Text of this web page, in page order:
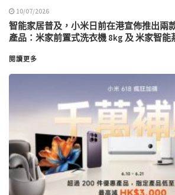
10/07/2026
智能家居普及，小米日前在港宣佈推出兩
產品：米家前置式洗衣機 8kg 及 米家智
閱讀更多